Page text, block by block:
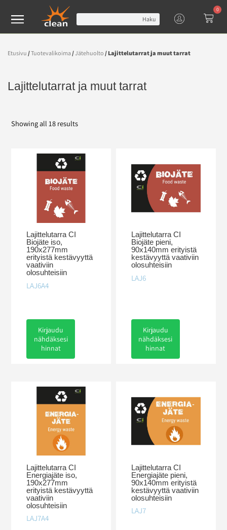
Haku
0
Etusivu /Tuotevalikoima/ Jätehuolto / Lajittelutarrat ja muut tarrat
Lajittelutarrat ja muut tarrat
Showing all 18 results
Lajittelutarra CI
Biojäte iso,
190x277mm
erityistä kestävyyttä
vaativiin
olosuhteisiin
LAJ6A4
Kirjaudu
nähdäksesi
hinnat
Lajittelutarra CI
Biojäte pieni,
90x140mm erityistä
kestävyyttä vaativiin
olosuhteisiin
LAJ6
Kirjaudu
nähdäksesi
hinnat
Lajittelutarra CI
Energiajäte iso,
190x277mm
erityistä kestävyyttä
vaativiin
olosuhteisiin
LAJ7A4
Lajittelutarra CI
Energiajäte pieni,
90x140mm erityistä
kestävyyttä vaativiin
olosuhteisiin
LAJ7